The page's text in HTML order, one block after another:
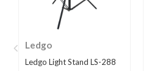
Ledgo
Ledgo Light Stand LS-288